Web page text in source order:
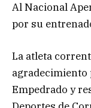
Al Nacional
por su
La atleta
agradecimiento
Empedrado y